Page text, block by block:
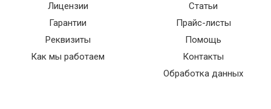
Лицензии
Гарантии
Реквизиты
Как мы работаем
Статьи
Прайс-листы
Помощь
Контакты
Обработка данных